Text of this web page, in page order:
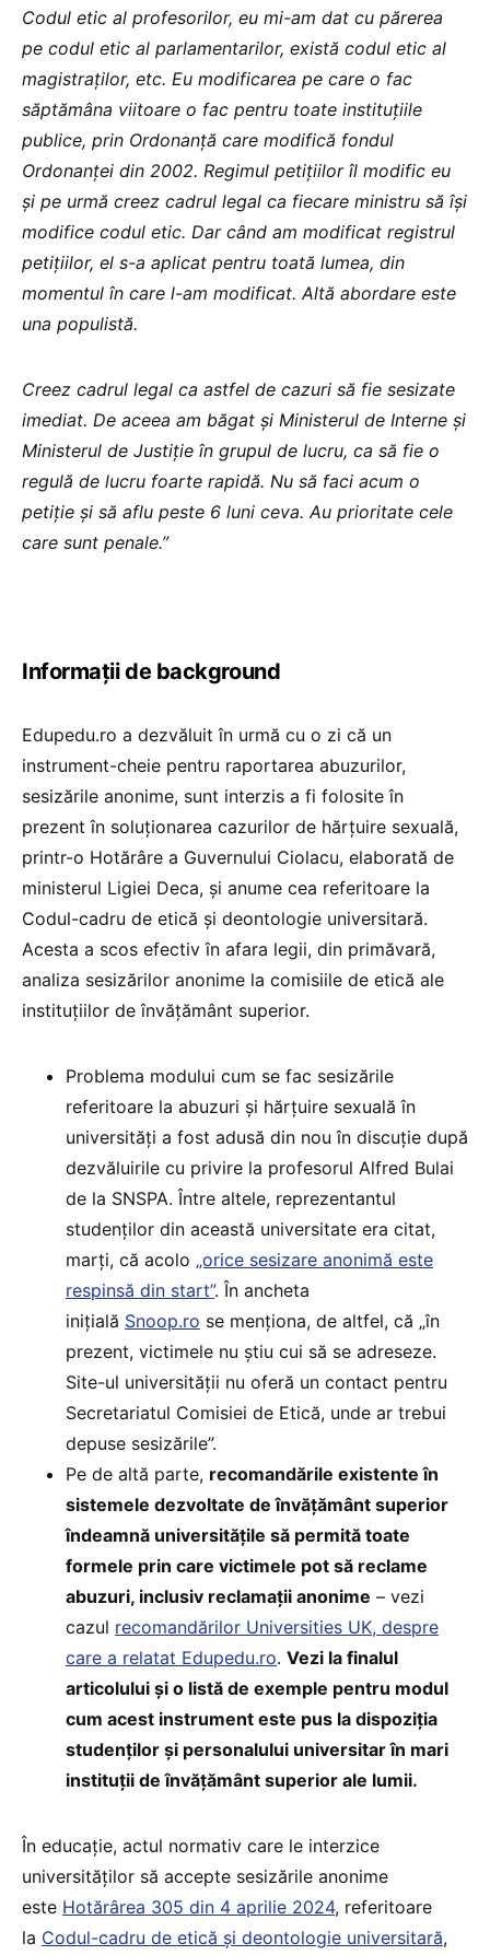
Codul etic al profesorilor, eu mi-am dat cu părerea
pe codul etic al parlamentarilor, există codul etic al
magistraților, etc. Eu modificarea pe care o fac
săptămâna viitoare o fac pentru toate instituțiile
publice, prin Ordonanță care modifică fondul
Ordonanței din 2002. Regimul petițiilor îl modific eu
și pe urmă creez cadrul legal ca fiecare ministru să își
modifice codul etic. Dar când am modificat registrul
petițiilor, el s-a aplicat pentru toată lumea, din
momentul în care l-am modificat. Altă abordare este
una populistă.
Creez cadrul legal ca astfel de cazuri să fie sesizate
imediat. De aceea am băgat și Ministerul de Interne și
Ministerul de Justiție în grupul de lucru, ca să fie o
regulă de lucru foarte rapidă. Nu să faci acum o
petiție și să aflu peste 6 luni ceva. Au prioritate cele
care sunt penale.”
Informații de background
Edupedu.ro a dezvăluit în urmă cu o zi că un
instrument-cheie pentru raportarea abuzurilor,
sesizările anonime, sunt interzis a fi folosite în
prezent în soluționarea cazurilor de hărțuire sexuală,
printr-o Hotărâre a Guvernului Ciolacu, elaborată de
ministerul Ligiei Deca, și anume cea referitoare la
Codul-cadru de etică și deontologie universitară.
Acesta a scos efectiv în afara legii, din primăvară,
analiza sesizărilor anonime la comisiile de etică ale
instituțiilor de învățământ superior.
Problema modului cum se fac sesizările
referitoare la abuzuri și hărțuire sexuală în
universități a fost adusă din nou în discuție după
dezvăluirile cu privire la profesorul Alfred Bulai
de la SNSPA. Între altele, reprezentantul
studenților din această universitate era citat,
marți, că acolo „orice sesizare anonimă este
respinsă din start”. În ancheta
inițială Snoop.ro se menționa, de altfel, că „în
prezent, victimele nu știu cui să se adreseze.
Site-ul universității nu oferă un contact pentru
Secretariatul Comisiei de Etică, unde ar trebui
depuse sesizările”.
Pe de altă parte, recomandările existente în
sistemele dezvoltate de învățământ superior
îndeamnă universitățile să permită toate
formele prin care victimele pot să reclame
abuzuri, inclusiv reclamații anonime – vezi
cazul recomandărilor Universities UK, despre
care a relatat Edupedu.ro. Vezi la finalul
articolului și o listă de exemple pentru modul
cum acest instrument este pus la dispoziția
studenților și personalului universitar în mari
instituții de învățământ superior ale lumii.
În educație, actul normativ care le interzice
universităților să accepte sesizările anonime
este Hotărârea 305 din 4 aprilie 2024, referitoare
la Codul-cadru de etică și deontologie universitară,